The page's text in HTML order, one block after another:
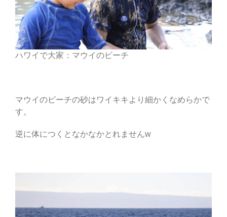
ハワイで大家：マウイのビーチ
マウイのビーチの砂はワイキキより細かくなめらかで
す。
逆に体につくとなかなかとれませんw